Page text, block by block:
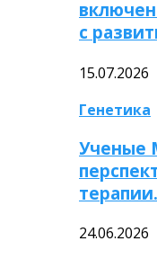
с
15.07.2026
Генетика
Ученые
24.06.2026